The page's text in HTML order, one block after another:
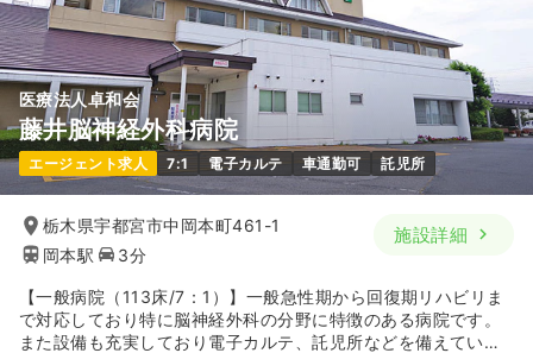
医療法人卓和会
藤井脳神経外科病院
エージェント求人 7:1 電子カルテ 車通勤可 託児所
栃木県宇都宮市中岡本町461-1
岡本駅
3分
施設詳細
【一般病院（113床/7：1）】一般急性期から回復期リハビリま
で対応しており特に脳神経外科の分野に特徴のある病院です。
また設備も充実しており電子カルテ、託児所などを備えていま